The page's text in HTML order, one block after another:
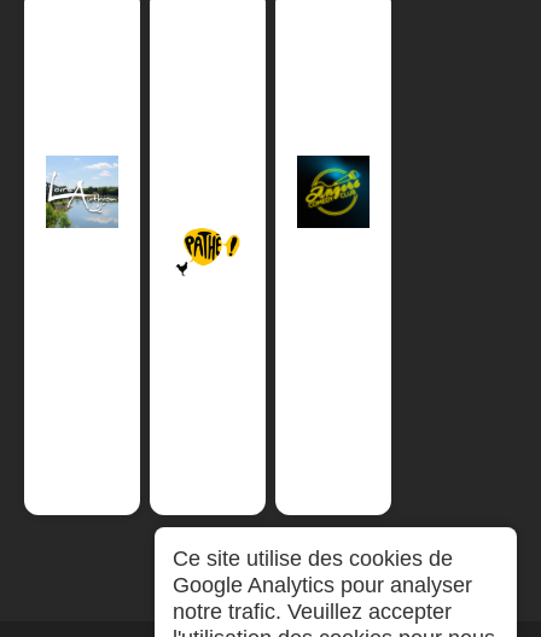
Ce site utilise des cookies de
Google Analytics pour analyser
notre trafic. Veuillez accepter